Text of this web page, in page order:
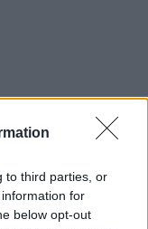
to third parties, or
for
below opt-out